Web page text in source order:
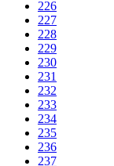
226
227
228
229
230
231
232
233
234
235
236
237